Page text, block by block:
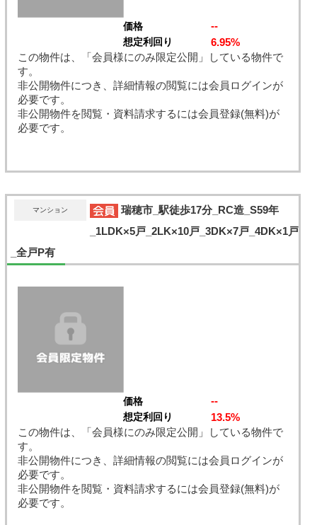
価格 --
想定利回り
6.95%
この物件は、「会員様にのみ限定公開」している物件で
す。
非公開物件につき、詳細情報の閲覧には会員ログインが
必要です。
非公開物件を閲覧・資料請求するには会員登録(無料)が
必要です。
マンション
瑞穂市_駅徒歩17分_RC造_S59年
_1LDK×5戸_2LK×10戸_3DK×7戸_4DK×1戸
_全戸P有
価格 --
想定利回り
13.5%
この物件は、「会員様にのみ限定公開」している物件で
す。
非公開物件につき、詳細情報の閲覧には会員ログインが
必要です。
非公開物件を閲覧・資料請求するには会員登録(無料)が
必要です。